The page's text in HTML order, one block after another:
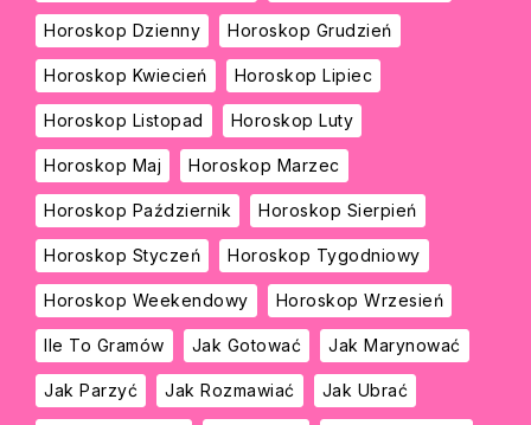
Horoskop Dzienny Horoskop Grudzień
Horoskop Kwiecień Horoskop Lipiec
Horoskop Listopad Horoskop Luty
Horoskop Maj Horoskop Marzec
Horoskop Październik Horoskop Sierpień
Horoskop Styczeń Horoskop Tygodniowy
Horoskop Weekendowy Horoskop Wrzesień
Ile To Gramów Jak Gotować Jak Marynować
Jak Parzyć Jak Rozmawiać Jak Ubrać